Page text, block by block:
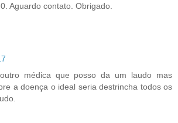
Aguardo contato. Obrigado.
médica que posso da um laudo mas
a doença o ideal seria destrincha todos os